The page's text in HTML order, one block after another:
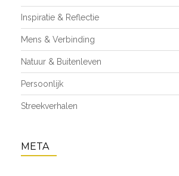
Inspiratie & Reflectie
Mens & Verbinding
Natuur & Buitenleven
Persoonlijk
Streekverhalen
META